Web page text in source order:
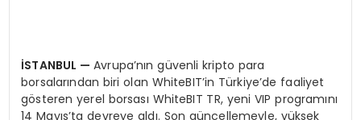
İSTANBUL —Avrupa’nın güvenli kripto para
borsalarından biri olan WhiteBIT’in Türkiye’de faaliyet
gösteren yerel borsası WhiteBIT TR, yeni VIP programını
14 Mayıs’ta devreye aldı. Son güncellemeyle, yüksek